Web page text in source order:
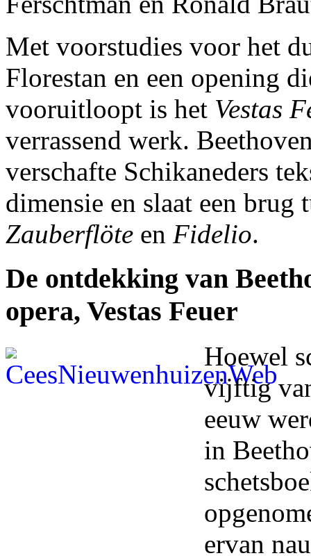
Met voorstudies voor het
Florestan en een opening
vooruitloopt is het Vestas
verrassend werk.
verschafte Schikaneders
dimensie en slaat een brug
Zauberflöte en Fidelio.
De ontdekking van
opera, Vestas Feuer
Hoewel
vijftig
eeuw
in
ervan